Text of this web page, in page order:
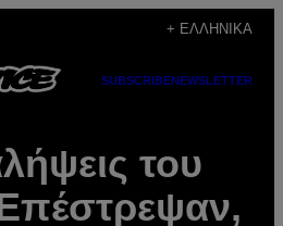
+ ΕΛΛΗΝΙΚΆ
SUBSCRIBENEWSLETTER
του